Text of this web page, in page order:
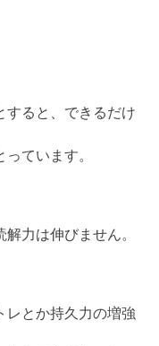
すると、できるだけ
ています。
力は伸びません。
レとか持久力の増強